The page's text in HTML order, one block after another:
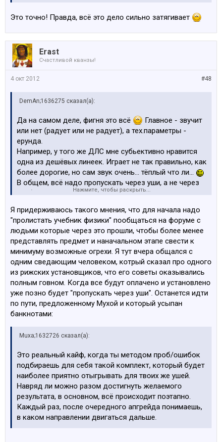
Это точно! Правда, всё это дело сильно затягивает
Erast
Счастливой кванзы!
#48
4 окт 2012
DemAn;1636275 сказал(а):
Да на самом деле, фигня это всё
Главное - звучит
или нет (радует или не радует), а тех.параметры -
ерунда.
Например, у того же ДЛС мне субьективно нравится
одна из дешёвых линеек. Играет не так правильно, как
более дорогие, но сам звук очень... тёплый что ли...
В общем, всё надо пропускать через уши, а не через
учебник физики.
Нажмите, чтобы раскрыть...
Я придерживаюсь такого мнения, что для начала надо
"пролистать учебник физики" пообщаться на форуме с
людьми которые через это прошли, чтобы более менее
представлять предмет и наначальном этапе свести к
минимуму возможные огрехи. Я тут вчера общался с
одним сведающим человеком, котрый сказал про одного
из рижских установщиков, что его советы оказывались
полным говном. Когда все будут оплачено и установлено
уже позно будет "пропускать через уши". Останется идти
по пути, предложенному Мухой и который усыпан
банкнотами:
Muxa;1632726 сказал(а):
Это реальный кайф, когда ты методом проб/ошибок
подбираешь для себя такой комплект, который будет
наиболее приятно отыгрывать для твоих же ушей.
Навряд ли можно разом достигнуть желаемого
результата, в основном, всё происходит поэтапно.
Каждый раз, после очередного апгрейда понимаешь,
в каком направлении двигаться дальше.